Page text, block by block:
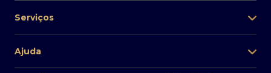
Serviços
Ajuda